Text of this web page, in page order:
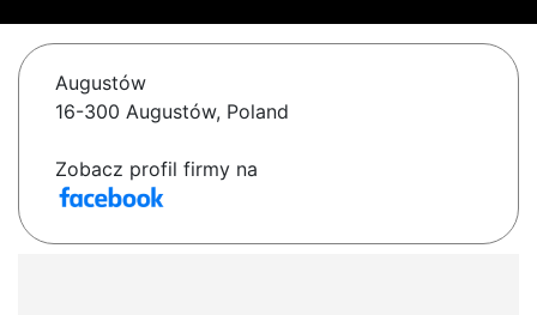
Augustów
16-300 Augustów, Poland
Zobacz profil firmy na